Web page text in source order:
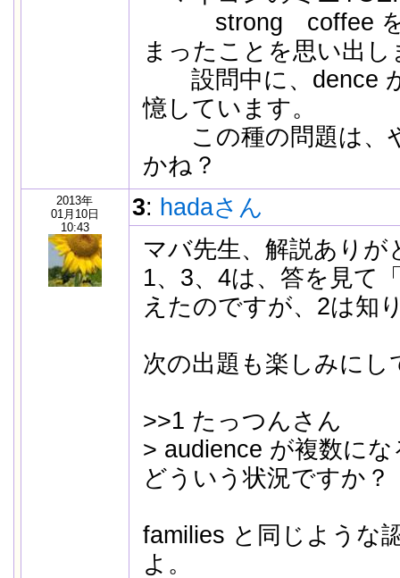
strong coffee を
まったことを思い出し
設問中に、dence
憶しています。
この種の問題は、
かね？
2013年
01月10日
10:43
3: hadaさん
マバ先生、解説ありが
1、3、4は、答を見て
えたのですが、2は知
次の出題も楽しみにし
>>1 たっつんさん
> audience が複数に
どういう状況ですか？
families と同じような
よ。